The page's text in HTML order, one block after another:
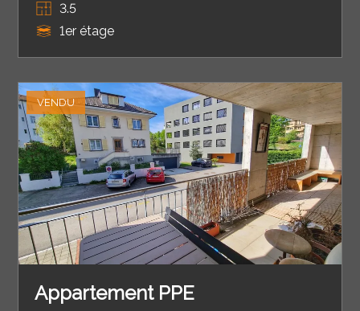
3.5
1er étage
VENDU
Appartement PPE